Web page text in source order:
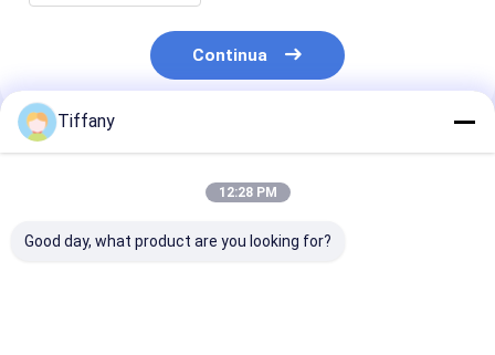
Continua
Prodotti Raccomandati
Tiffany
12:28 PM
Good day, what product are you looking for?